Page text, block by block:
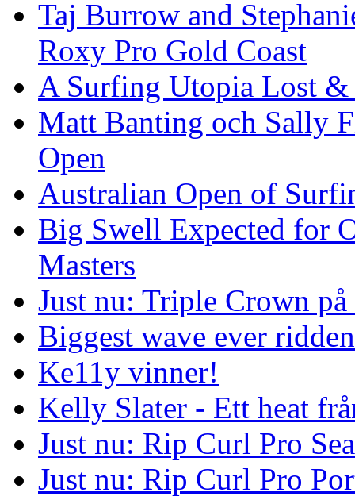
Taj Burrow and
Roxy Pro Gold Coast
A Surfing Utopia Lost &
Matt Banting och Sally
Open
Australian Open of
Big Swell Expected for
Masters
Just nu: Triple Crown på
Biggest wave ever
Ke11y vinner!
Kelly Slater - Ett heat
Just nu: Rip Curl Pro
Just nu: Rip Curl Pro